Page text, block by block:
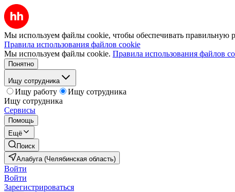
Мы используем файлы cookie, чтобы обеспечивать правильную
Правила использования файлов cookie
Мы используем файлы cookie. Правила использования файлов
Понятно
Ищу сотрудника
Ищу работу
Ищу сотрудника
Ищу сотрудника
Сервисы
Помощь
Ещё
Поиск
Алабуга (Челябинская область)
Войти
Войти
Зарегистрироваться